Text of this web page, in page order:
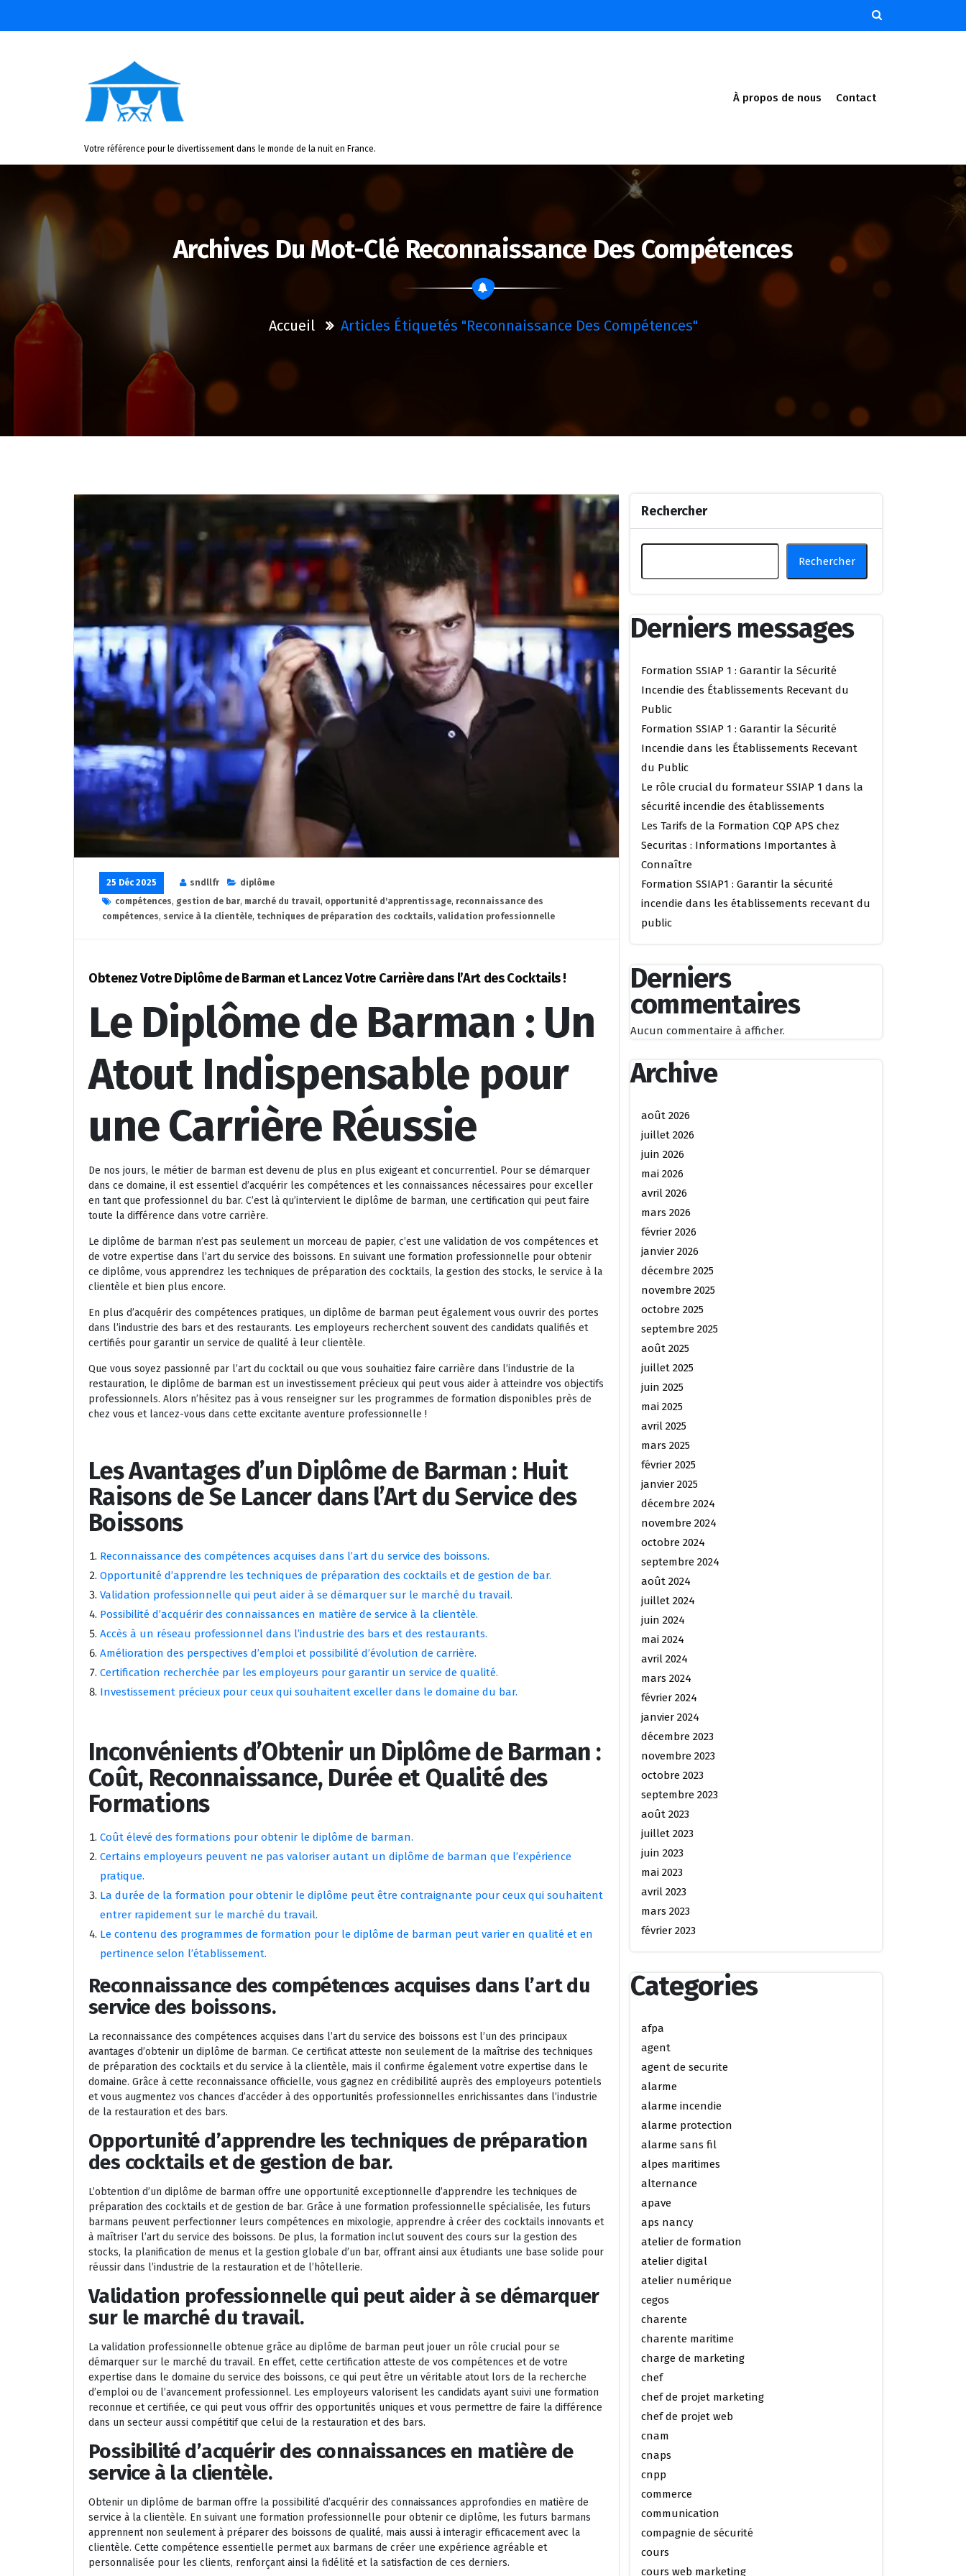
Votre référence pour le divertissement dans le monde de la nuit en France.
À propos de nous Contact
Archives Du Mot-Clé Reconnaissance Des Compétences
Accueil Articles Étiquetés "reconnaissance Des Compétences"
25 Déc 2025 sndllfr
diplôme
compétences, gestion de bar, marché du travail, opportunité d'apprentissage, reconnaissance des
compétences, service à la clientèle, techniques de préparation des cocktails, validation professionnelle
Obtenez Votre Diplôme de Barman et Lancez Votre Carrière dans l’Art des Cocktails !
Le Diplôme de Barman : Un
Atout Indispensable pour
une Carrière Réussie
De nos jours, le métier de barman est devenu de plus en plus exigeant et concurrentiel. Pour se démarquer
dans ce domaine, il est essentiel d’acquérir les compétences et les connaissances nécessaires pour exceller
en tant que professionnel du bar. C’est là qu’intervient le diplôme de barman, une certification qui peut faire
toute la différence dans votre carrière.
Le diplôme de barman n’est pas seulement un morceau de papier, c’est une validation de vos compétences et
de votre expertise dans l’art du service des boissons. En suivant une formation professionnelle pour obtenir
ce diplôme, vous apprendrez les techniques de préparation des cocktails, la gestion des stocks, le service à la
clientèle et bien plus encore.
En plus d’acquérir des compétences pratiques, un diplôme de barman peut également vous ouvrir des portes
dans l’industrie des bars et des restaurants. Les employeurs recherchent souvent des candidats qualifiés et
certifiés pour garantir un service de qualité à leur clientèle.
Que vous soyez passionné par l’art du cocktail ou que vous souhaitiez faire carrière dans l’industrie de la
restauration, le diplôme de barman est un investissement précieux qui peut vous aider à atteindre vos objectifs
professionnels. Alors n’hésitez pas à vous renseigner sur les programmes de formation disponibles près de
chez vous et lancez-vous dans cette excitante aventure professionnelle !
Les Avantages d’un Diplôme de Barman : Huit
Raisons de Se Lancer dans l’Art du Service des
Boissons
Reconnaissance des compétences acquises dans l’art du service des boissons.
Opportunité d’apprendre les techniques de préparation des cocktails et de gestion de bar.
Validation professionnelle qui peut aider à se démarquer sur le marché du travail.
Possibilité d’acquérir des connaissances en matière de service à la clientèle.
Accès à un réseau professionnel dans l’industrie des bars et des restaurants.
Amélioration des perspectives d’emploi et possibilité d’évolution de carrière.
Certification recherchée par les employeurs pour garantir un service de qualité.
Investissement précieux pour ceux qui souhaitent exceller dans le domaine du bar.
Inconvénients d’Obtenir un Diplôme de Barman :
Coût, Reconnaissance, Durée et Qualité des
Formations
Coût élevé des formations pour obtenir le diplôme de barman.
Certains employeurs peuvent ne pas valoriser autant un diplôme de barman que l’expérience
pratique.
La durée de la formation pour obtenir le diplôme peut être contraignante pour ceux qui souhaitent
entrer rapidement sur le marché du travail.
Le contenu des programmes de formation pour le diplôme de barman peut varier en qualité et en
pertinence selon l’établissement.
Reconnaissance des compétences acquises dans l’art du
service des boissons.
La reconnaissance des compétences acquises dans l’art du service des boissons est l’un des principaux
avantages d’obtenir un diplôme de barman. Ce certificat atteste non seulement de la maîtrise des techniques
de préparation des cocktails et du service à la clientèle, mais il confirme également votre expertise dans le
domaine. Grâce à cette reconnaissance officielle, vous gagnez en crédibilité auprès des employeurs potentiels
et vous augmentez vos chances d’accéder à des opportunités professionnelles enrichissantes dans l’industrie
de la restauration et des bars.
Opportunité d’apprendre les techniques de préparation
des cocktails et de gestion de bar.
L’obtention d’un diplôme de barman offre une opportunité exceptionnelle d’apprendre les techniques de
préparation des cocktails et de gestion de bar. Grâce à une formation professionnelle spécialisée, les futurs
barmans peuvent perfectionner leurs compétences en mixologie, apprendre à créer des cocktails innovants et
à maîtriser l’art du service des boissons. De plus, la formation inclut souvent des cours sur la gestion des
stocks, la planification de menus et la gestion globale d’un bar, offrant ainsi aux étudiants une base solide pour
réussir dans l’industrie de la restauration et de l’hôtellerie.
Validation professionnelle qui peut aider à se démarquer
sur le marché du travail.
La validation professionnelle obtenue grâce au diplôme de barman peut jouer un rôle crucial pour se
démarquer sur le marché du travail. En effet, cette certification atteste de vos compétences et de votre
expertise dans le domaine du service des boissons, ce qui peut être un véritable atout lors de la recherche
d’emploi ou de l’avancement professionnel. Les employeurs valorisent les candidats ayant suivi une formation
reconnue et certifiée, ce qui peut vous offrir des opportunités uniques et vous permettre de faire la différence
dans un secteur aussi compétitif que celui de la restauration et des bars.
Possibilité d’acquérir des connaissances en matière de
service à la clientèle.
Obtenir un diplôme de barman offre la possibilité d’acquérir des connaissances approfondies en matière de
service à la clientèle. En suivant une formation professionnelle pour obtenir ce diplôme, les futurs barmans
apprennent non seulement à préparer des boissons de qualité, mais aussi à interagir efficacement avec la
clientèle. Cette compétence essentielle permet aux barmans de créer une expérience agréable et
personnalisée pour les clients, renforçant ainsi la fidélité et la satisfaction de ces derniers.
Rechercher
Rechercher
Derniers messages
Formation SSIAP 1 : Garantir la Sécurité
Incendie des Établissements Recevant du
Public
Formation SSIAP 1 : Garantir la Sécurité
Incendie dans les Établissements Recevant
du Public
Le rôle crucial du formateur SSIAP 1 dans la
sécurité incendie des établissements
Les Tarifs de la Formation CQP APS chez
Securitas : Informations Importantes à
Connaître
Formation SSIAP1 : Garantir la sécurité
incendie dans les établissements recevant du
public
Derniers
commentaires
Aucun commentaire à afficher.
Archive
août 2026
juillet 2026
juin 2026
mai 2026
avril 2026
mars 2026
février 2026
janvier 2026
décembre 2025
novembre 2025
octobre 2025
septembre 2025
août 2025
juillet 2025
juin 2025
mai 2025
avril 2025
mars 2025
février 2025
janvier 2025
décembre 2024
novembre 2024
octobre 2024
septembre 2024
août 2024
juillet 2024
juin 2024
mai 2024
avril 2024
mars 2024
février 2024
janvier 2024
décembre 2023
novembre 2023
octobre 2023
septembre 2023
août 2023
juillet 2023
juin 2023
mai 2023
avril 2023
mars 2023
février 2023
Categories
afpa
agent
agent de securite
alarme
alarme incendie
alarme protection
alarme sans fil
alpes maritimes
alternance
apave
aps nancy
atelier de formation
atelier digital
atelier numérique
cegos
charente
charente maritime
charge de marketing
chef
chef de projet marketing
chef de projet web
cnam
cnaps
cnpp
commerce
communication
compagnie de sécurité
cours
cours web marketing